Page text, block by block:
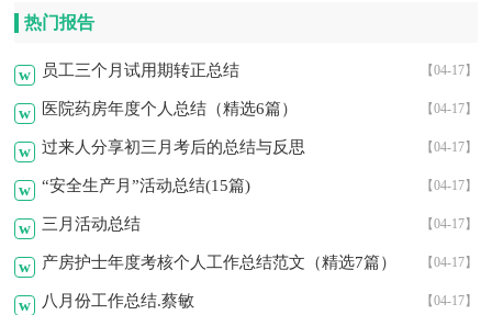
热门报告
w 【04-17】
员工三个月试用期转正总结
w 【04-17】
医院药房年度个人总结（精选6篇）
w 【04-17】
过来人分享初三月考后的总结与反思
w 【04-17】
“安全生产月”活动总结(15篇)
w 【04-17】
三月活动总结
w 【04-17】
产房护士年度考核个人工作总结范文（精选7篇）
w 【04-17】
八月份工作总结.蔡敏